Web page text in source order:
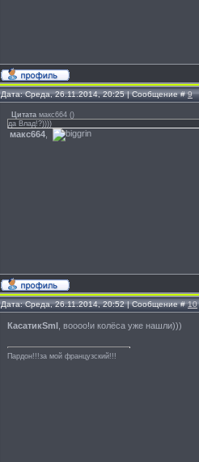
Дата: Среда, 26.11.2014, 20:25 | Сообщение #9
Цитата макс664 ()
да Влад!?))))
макс664
Дата: Среда, 26.11.2014, 20:52 | Сообщение #10
КасатикSml , воооо!и колёса уже нашли)))
Пардон!!!за мой французский!!!